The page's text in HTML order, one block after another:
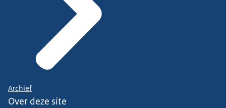
Archief
Over deze site